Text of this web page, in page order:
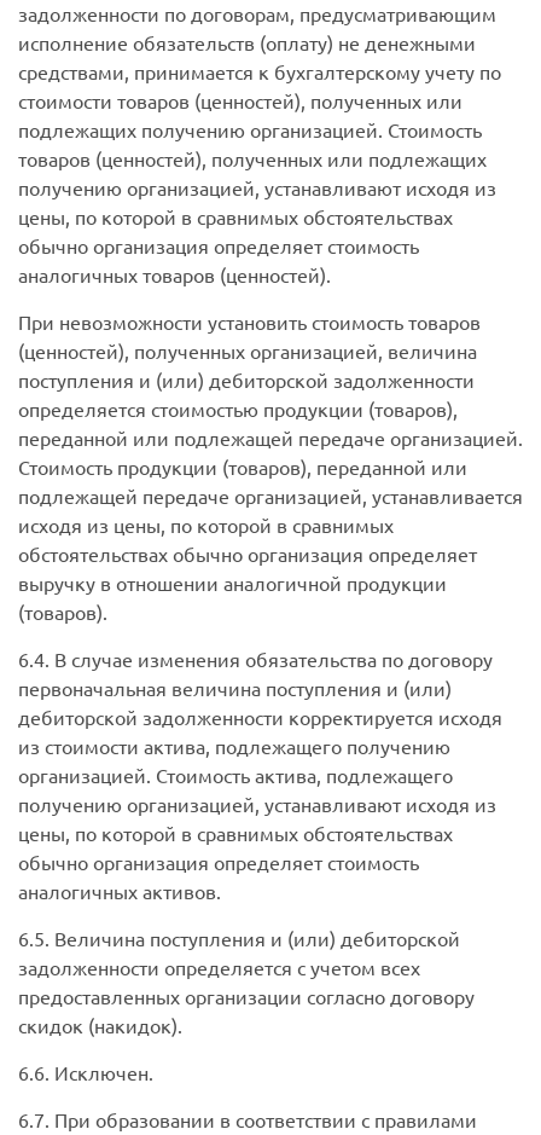
задолженности по договорам, предусматривающим
исполнение обязательств (оплату) не денежными
средствами, принимается к бухгалтерскому учету по
стоимости товаров (ценностей), полученных или
подлежащих получению организацией. Стоимость
товаров (ценностей), полученных или подлежащих
получению организацией, устанавливают исходя из
цены, по которой в сравнимых обстоятельствах
обычно организация определяет стоимость
аналогичных товаров (ценностей).
При невозможности установить стоимость товаров
(ценностей), полученных организацией, величина
поступления и (или) дебиторской задолженности
определяется стоимостью продукции (товаров),
переданной или подлежащей передаче организацией.
Стоимость продукции (товаров), переданной или
подлежащей передаче организацией, устанавливается
исходя из цены, по которой в сравнимых
обстоятельствах обычно организация определяет
выручку в отношении аналогичной продукции
(товаров).
6.4. В случае изменения обязательства по договору
первоначальная величина поступления и (или)
дебиторской задолженности корректируется исходя
из стоимости актива, подлежащего получению
организацией. Стоимость актива, подлежащего
получению организацией, устанавливают исходя из
цены, по которой в сравнимых обстоятельствах
обычно организация определяет стоимость
аналогичных активов.
6.5. Величина поступления и (или) дебиторской
задолженности определяется с учетом всех
предоставленных организации согласно договору
скидок (накидок).
6.6. Исключен.
6.7. При образовании в соответствии с правилами